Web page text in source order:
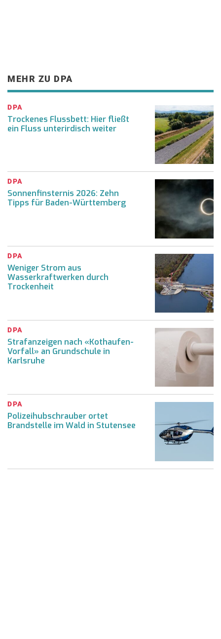
MEHR ZU DPA
DPA
Trockenes Flussbett: Hier fließt
ein Fluss unterirdisch weiter
DPA
Sonnenfinsternis 2026: Zehn
Tipps für Baden-Württemberg
DPA
Weniger Strom aus
Wasserkraftwerken durch
Trockenheit
DPA
Strafanzeigen nach «Kothaufen-
Vorfall» an Grundschule in
Karlsruhe
DPA
Polizeihubschrauber ortet
Brandstelle im Wald in Stutensee